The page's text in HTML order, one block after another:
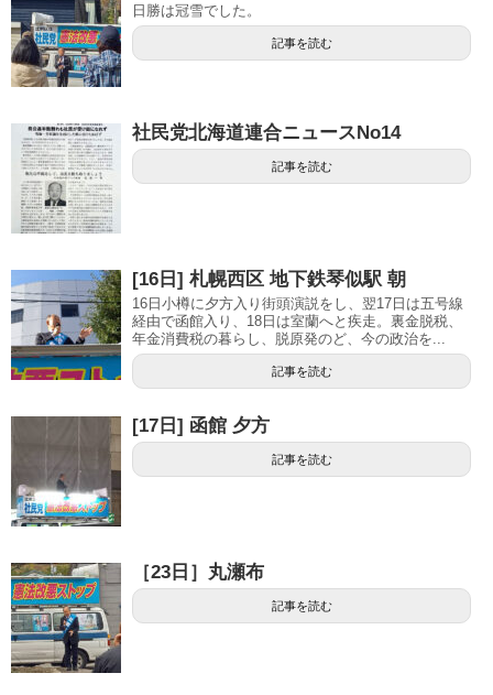
日勝は冠雪でした。
記事を読む
社民党北海道連合ニュースNo14
記事を読む
[16日] 札幌西区 地下鉄琴似駅 朝
16日小樽に夕方入り街頭演説をし、翌17日は五号線
経由で函館入り、18日は室蘭へと疾走。裏金脱税、
年金消費税の暮らし、脱原発のど、今の政治を...
記事を読む
[17日] 函館 夕方
記事を読む
［23日］丸瀬布
記事を読む